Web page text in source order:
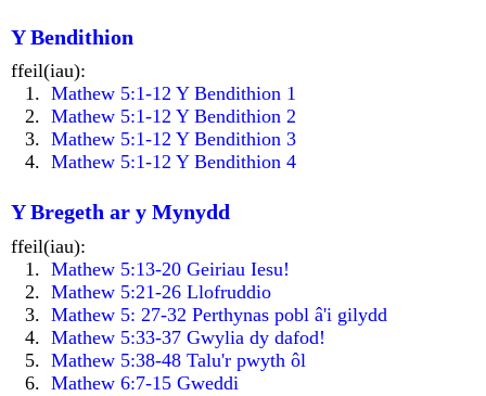
Y Bendithion
ffeil(iau):
Mathew 5:1-12 Y Bendithion 1
Mathew 5:1-12 Y Bendithion 2
Mathew 5:1-12 Y Bendithion 3
Mathew 5:1-12 Y Bendithion 4
Y Bregeth ar y Mynydd
ffeil(iau):
Mathew 5:13-20 Geiriau Iesu!
Mathew 5:21-26 Llofruddio
Mathew 5: 27-32 Perthynas pobl â'i gilydd
Mathew 5:33-37 Gwylia dy dafod!
Mathew 5:38-48 Talu'r pwyth ôl
Mathew 6:7-15 Gweddi